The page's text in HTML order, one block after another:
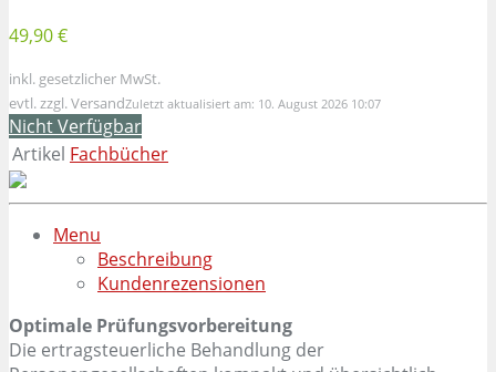
49,90 €
inkl. gesetzlicher MwSt.
evtl. zzgl. VersandZuletzt aktualisiert am: 10. August 2026 10:07
Nicht Verfügbar
Artikel Fachbücher
Menu
Beschreibung
Kundenrezensionen
Optimale Prüfungsvorbereitung
Die ertragsteuerliche Behandlung der